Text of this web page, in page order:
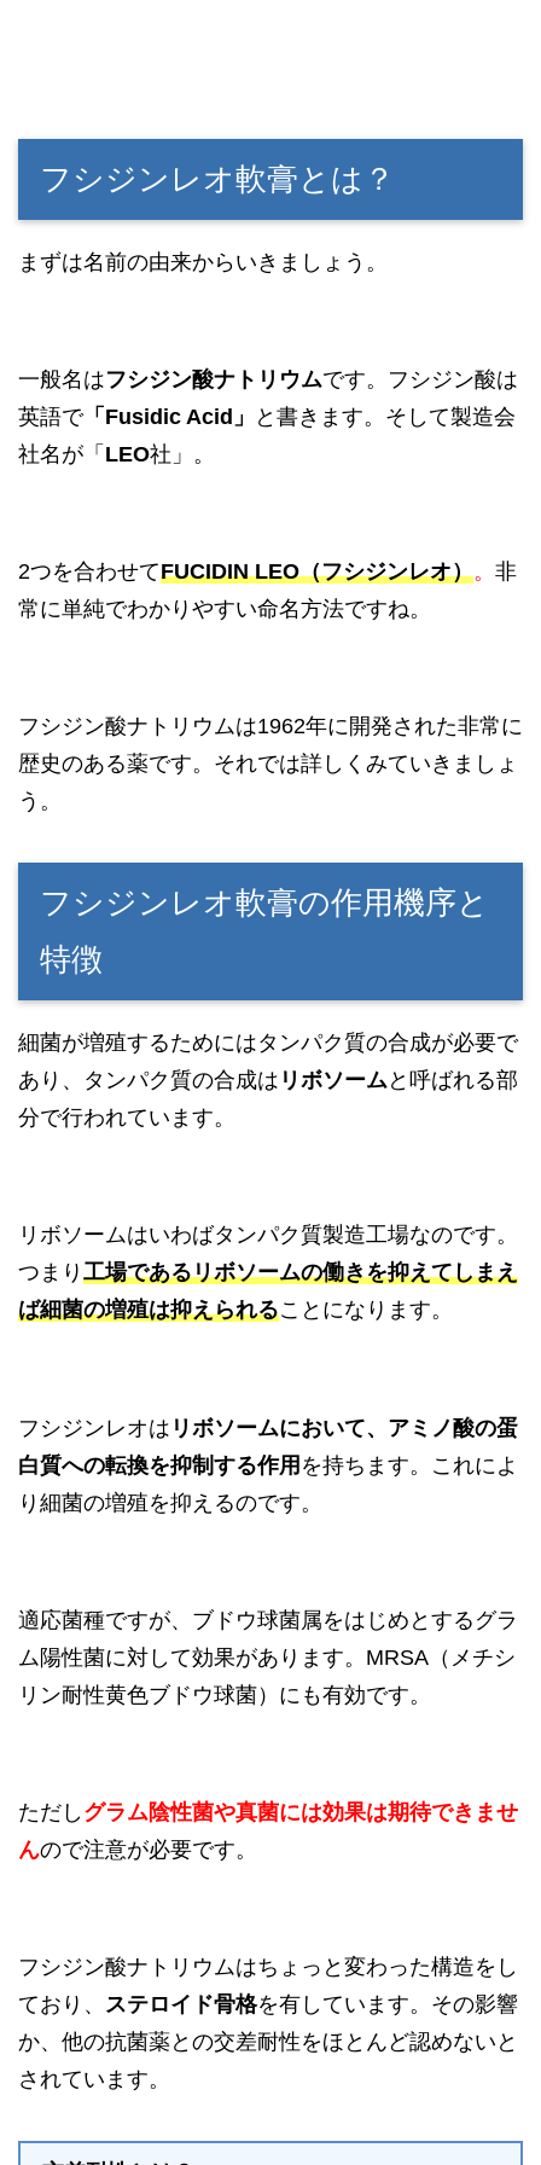
フシジンレオ軟膏とは？
まずは名前の由来からいきましょう。
一般名はフシジン酸ナトリウムです。フシジン酸は
英語で「Fusidic Acid」
と書きます。そして製造会
社名が「 LEO社」。
2つを合わせてFUCIDIN LEO（フシジンレオ）。 非
常に単純でわかりやすい命名方法ですね。
フシジン酸ナトリウムは1962年に開発された非常に
歴史のある薬です。それでは詳しくみていきましょ
う。
フシジンレオ軟膏の作用機序と
特徴
細菌が増殖するためにはタンパク質の合成が必要で
あり、タンパク質の合成は リボソームと呼ばれる部
分で行われています。
リボソームはいわばタンパク質製造工場なのです。
つまり 工場であるリボソームの働きを抑えてしまえ
ば細菌の増殖は抑えられることになります。
フシジンレオは リボソームにおいて、アミノ酸の蛋
白質への転換を抑制する作用 を持ちます。これによ
り細菌の増殖を抑えるのです。
適応菌種ですが、ブドウ球菌属をはじめとするグラ
ム陽性菌に対して効果があります。MRSA（メチシ
リン耐性黄色ブドウ球菌）にも有効です。
ただし グラム陰性菌や真菌には効果は期待できませ
んので注意が必要です。
フシジン酸ナトリウムはちょっと変わった構造をし
ており、 ステロイド骨格を有しています。その影響
か、他の抗菌薬との交差耐性をほとんど認めないと
されています。